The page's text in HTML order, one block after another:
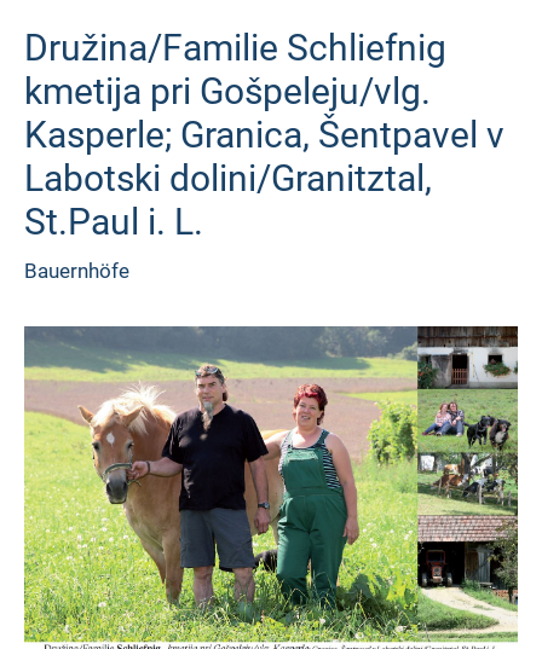
Družina/Familie Schliefnig
kmetija pri Gošpeleju/vlg.
Kasperle; Granica, Šentpavel v
Labotski dolini/Granitztal,
St.Paul i. L.
Bauernhöfe